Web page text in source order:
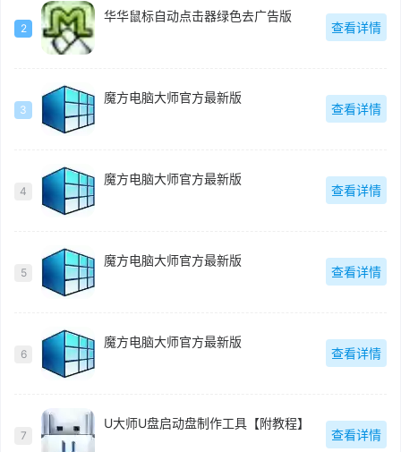
2
华华鼠标自动点击器绿色去广告版
查看详情
3
魔方电脑大师官方最新版
查看详情
4
魔方电脑大师官方最新版
查看详情
5
魔方电脑大师官方最新版
查看详情
6
魔方电脑大师官方最新版
查看详情
7
U大师U盘启动盘制作工具【附教程】
查看详情